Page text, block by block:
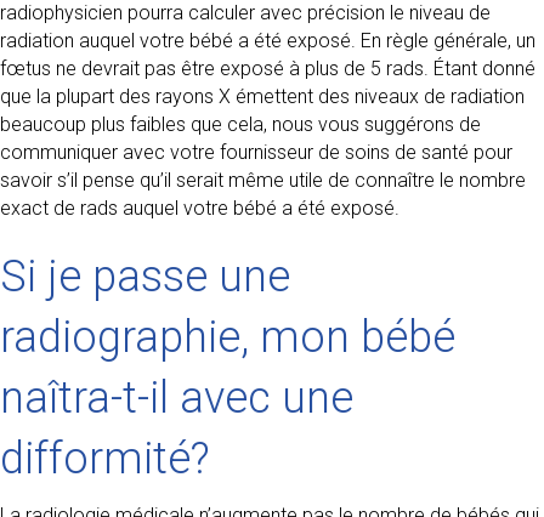
radiophysicien pourra calculer avec précision le niveau de
radiation auquel votre bébé a été exposé. En règle générale, un
fœtus ne devrait pas être exposé à plus de 5 rads. Étant donné
que la plupart des rayons X émettent des niveaux de radiation
beaucoup plus faibles que cela, nous vous suggérons de
communiquer avec votre fournisseur de soins de santé pour
savoir s’il pense qu’il serait même utile de connaître le nombre
exact de rads auquel votre bébé a été exposé.
Si je passe une
radiographie, mon bébé
naîtra-t-il avec une
difformité?